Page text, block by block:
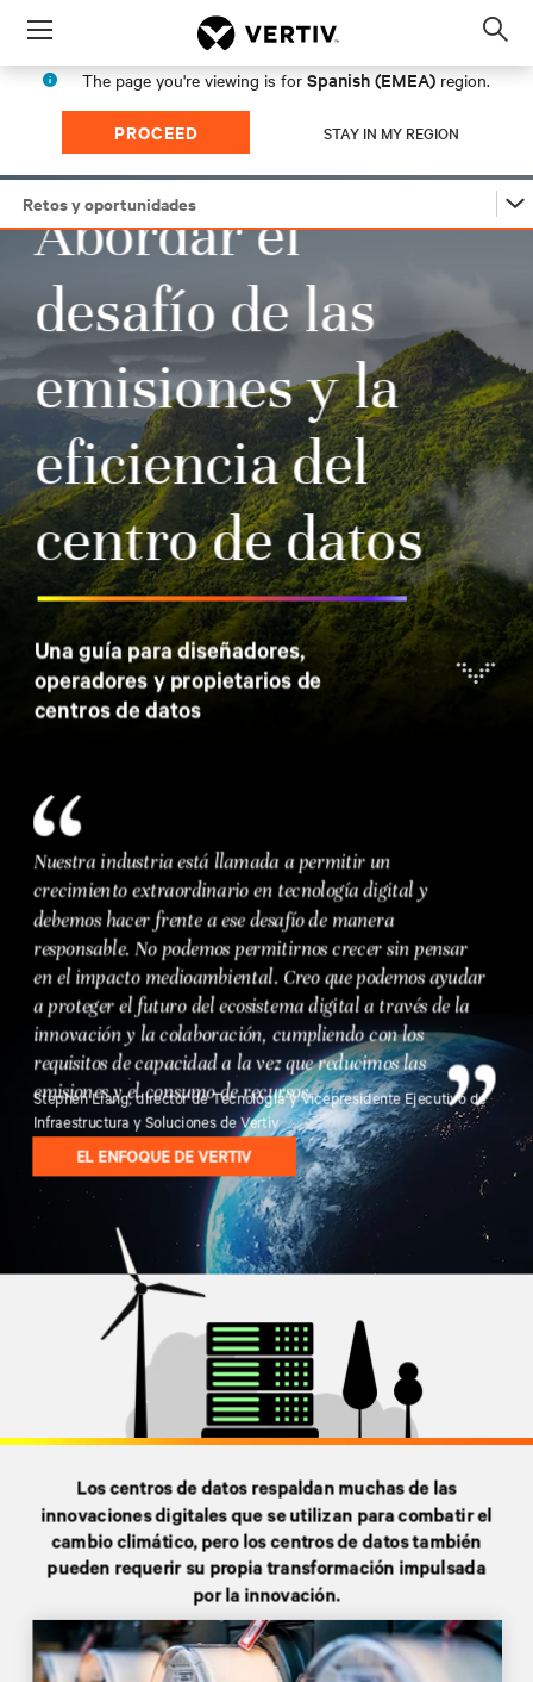
Menu
The page you're viewing is for Spanish (EMEA) region.
PROCEED STAY IN MY REGION
Retos y oportunidades
Retos y oportunidades
Desarrollo de una estrategia de sostenibilidad
Innovaciones que impulsan la sostenibilidad
Medición de la sostenibilidad del centro de datos
Construcción y operación
Proteger el futuro